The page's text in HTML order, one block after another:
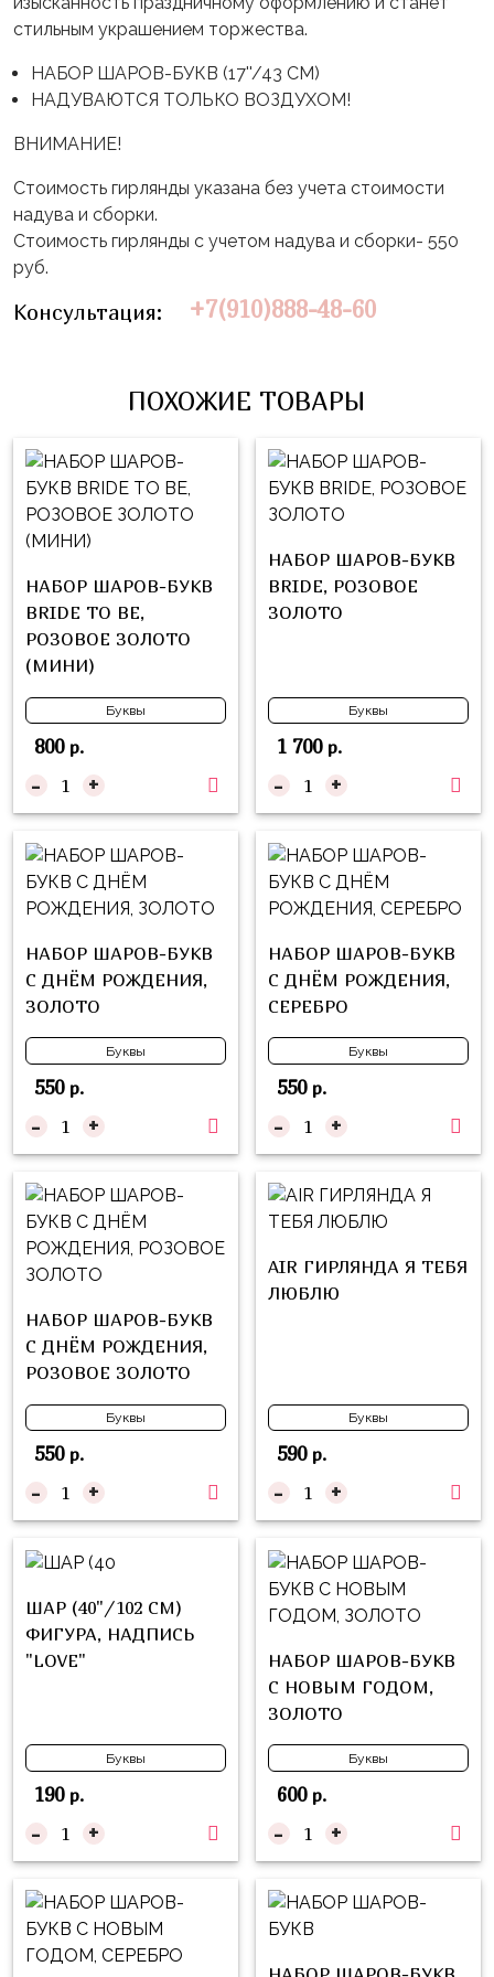
стильным украшением торжества.
НАБОР ШАРОВ-БУКВ (17''/43 СМ)
НАДУВАЮТСЯ ТОЛЬКО ВОЗДУХОМ!
ВНИМАНИЕ!
Стоимость гирлянды указана без учета стоимости
надува и сборки.
Стоимость гирлянды с учетом надува и сборки- 550
руб.
Консультация: +7(910)888-48-60
ПОХОЖИЕ ТОВАРЫ
НАБОР ШАРОВ-БУКВ
BRIDE TO BE,
РОЗОВОЕ ЗОЛОТО
(МИНИ)
Буквы
800р.
- +
НАБОР ШАРОВ-БУКВ
BRIDE, РОЗОВОЕ
ЗОЛОТО
Буквы
1 700р.
- +
НАБОР ШАРОВ-БУКВ
С ДНЁМ РОЖДЕНИЯ,
ЗОЛОТО
Буквы
550р.
- +
НАБОР ШАРОВ-БУКВ
С ДНЁМ РОЖДЕНИЯ,
СЕРЕБРО
Буквы
550р.
- +
НАБОР ШАРОВ-БУКВ
С ДНЁМ РОЖДЕНИЯ,
РОЗОВОЕ ЗОЛОТО
Буквы
550р.
- +
AIR ГИРЛЯНДА Я ТЕБЯ
ЛЮБЛЮ
Буквы
590р.
- +
ШАР (40"/102 СМ)
ФИГУРА, НАДПИСЬ
"LOVE"
Буквы
190р.
- +
НАБОР ШАРОВ-БУКВ
С НОВЫМ ГОДОМ,
ЗОЛОТО
Буквы
600р.
- +
45
Фольга
см
Фольга
91
см
Фольгированные
шары
Фольгированные
Готовые
композиции
из
шаров
Цифры
Шары
с
Большие
шары
Ходячие
фигуры
Коробка-
сюрприз
Индивидуальная
надпись
шар
Буквы
Товары
для
праздника
Сервировка
Свечи
декор
Колпачки,
Гудки
Выпускной
1
Сентября
Хэллоуин
Девичник
Свадьба
Мальчик
Девочка
Три
Ми-
мишки
Грузовичок
Лёва
Свинка
Смешарики/
Мой
Маленький
Пони
Боб
Буба
Лунтик
Чебурашка
Черепашки-
ниндзя
Фиксики
Котэ
Динозавры
Микки
и
Минни
Спорт
Для
Папы,
Дедушки
Гарри
Поттер
Космос
Единороги
Куклы
ЛОЛ
Для
Для
Неё
Транспорт
/
Животные
Морская
Тема
Звёздные
zakazsharoff@yandex.ru
Бор,
62/2